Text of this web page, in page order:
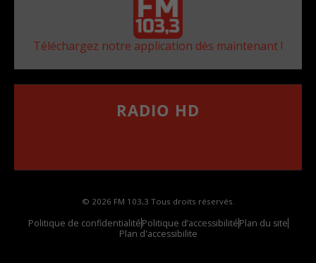
Téléchargez notre application dès maintenant !
RADIO HD
© 2026 FM 103,3 Tous droits réservés.
Politique de confidentialitéPolitique d’accessibilitéPlan du site
Plan d'accessibilite